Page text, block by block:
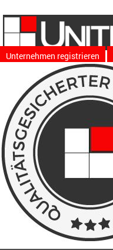
Unternehmen registrieren